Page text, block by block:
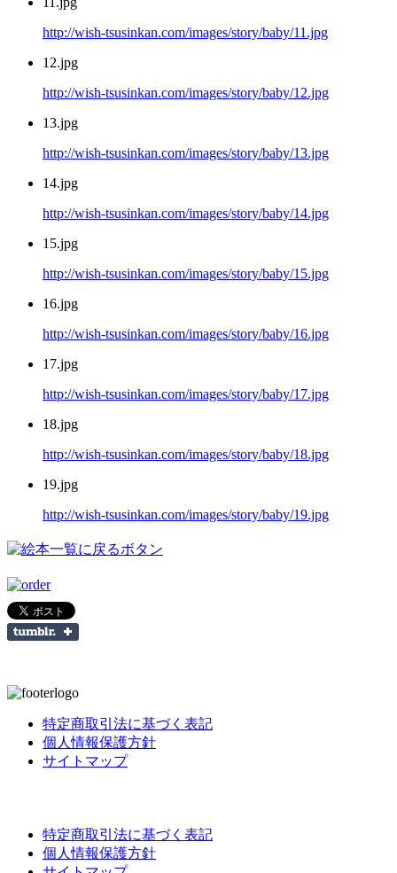
http://wish-tsusinkan.com/images/story/baby/11.jpg
12.jpg
http://wish-tsusinkan.com/images/story/baby/12.jpg
13.jpg
http://wish-tsusinkan.com/images/story/baby/13.jpg
14.jpg
http://wish-tsusinkan.com/images/story/baby/14.jpg
15.jpg
http://wish-tsusinkan.com/images/story/baby/15.jpg
16.jpg
http://wish-tsusinkan.com/images/story/baby/16.jpg
17.jpg
http://wish-tsusinkan.com/images/story/baby/17.jpg
18.jpg
http://wish-tsusinkan.com/images/story/baby/18.jpg
19.jpg
http://wish-tsusinkan.com/images/story/baby/19.jpg
特定商取引法に基づく表記
個人情報保護方針
サイトマップ
特定商取引法に基づく表記
個人情報保護方針